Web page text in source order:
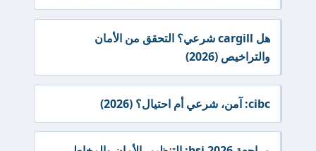
هل cargill شرعي؟ التحقق من الأمان
والتراخيص (2026)
cibc: آمن، شرعي أم احتيال؟ (2026)